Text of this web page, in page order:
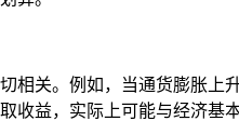
相关。例如，当通货膨胀上
收益，实际上可能与经济基